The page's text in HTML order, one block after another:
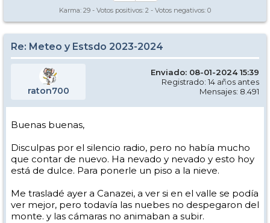
Karma: 29 - Votos positivos: 2 - Votos negativos: 0
Re: Meteo y Estsdo 2023-2024
raton700
Enviado: 08-01-2024 15:39
Registrado: 14 años antes
Mensajes: 8.491
Buenas buenas,
Disculpas por el silencio radio, pero no había mucho
que contar de nuevo. Ha nevado y nevado y esto hoy
está de dulce. Para ponerle un piso a la nieve.
Me trasladé ayer a Canazei, a ver si en el valle se podía
ver mejor, pero todavía las nuebes no despegaron del
monte. y las cámaras no animaban a subir.